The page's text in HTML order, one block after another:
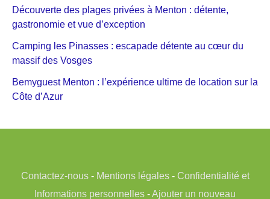
Découverte des plages privées à Menton : détente,
gastronomie et vue d’exception
Camping les Pinasses : escapade détente au cœur du
massif des Vosges
Bemyguest Menton : l’expérience ultime de location sur la
Côte d’Azur
Contactez-nous- Mentions légales- Confidentialité et
Informations personnelles -Ajouter un nouveau